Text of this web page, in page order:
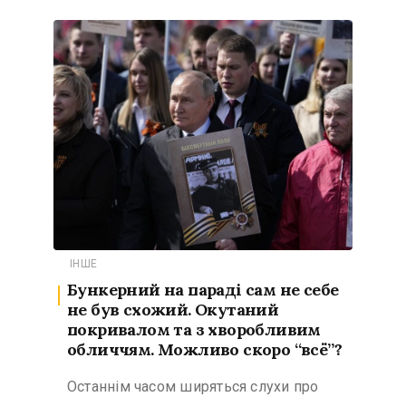
ІНШЕ
Бункерний на параді сам не себе
не був схожий. Окутаний
покривалом та з хворобливим
обличчям. Можливо скоро “всё”?
Останнім часом ширяться слухи про